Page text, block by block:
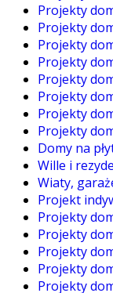
Projekty
Projekty
Projekty
Projekty
Projekty
Projekty
Projekty
Projekty
Domy na
Wille i
Wiaty,
Projekt
Projekty
Projekty
Projekty
Projekty
Projekty